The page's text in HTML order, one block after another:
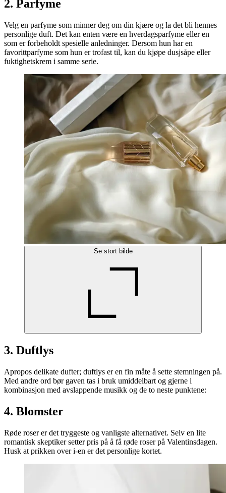
2. Parfyme
Velg en parfyme som minner deg om din kjære og la det bli hennes
personlige duft. Det kan enten være en hverdagsparfyme eller en
som er forbeholdt spesielle anledninger. Dersom hun har en
favorittparfyme som hun er trofast til, kan du kjøpe dusjsåpe eller
fuktighetskrem i samme serie.
Se stort bilde
3. Duftlys
Apropos delikate dufter; duftlys er en fin måte å sette stemningen på.
Med andre ord bør gaven tas i bruk umiddelbart og gjerne i
kombinasjon med avslappende musikk og de to neste punktene:
4. Blomster
Røde roser er det tryggeste og vanligste alternativet. Selv en lite
romantisk skeptiker setter pris på å få røde roser på Valentinsdagen.
Husk at prikken over i-en er det personlige kortet.